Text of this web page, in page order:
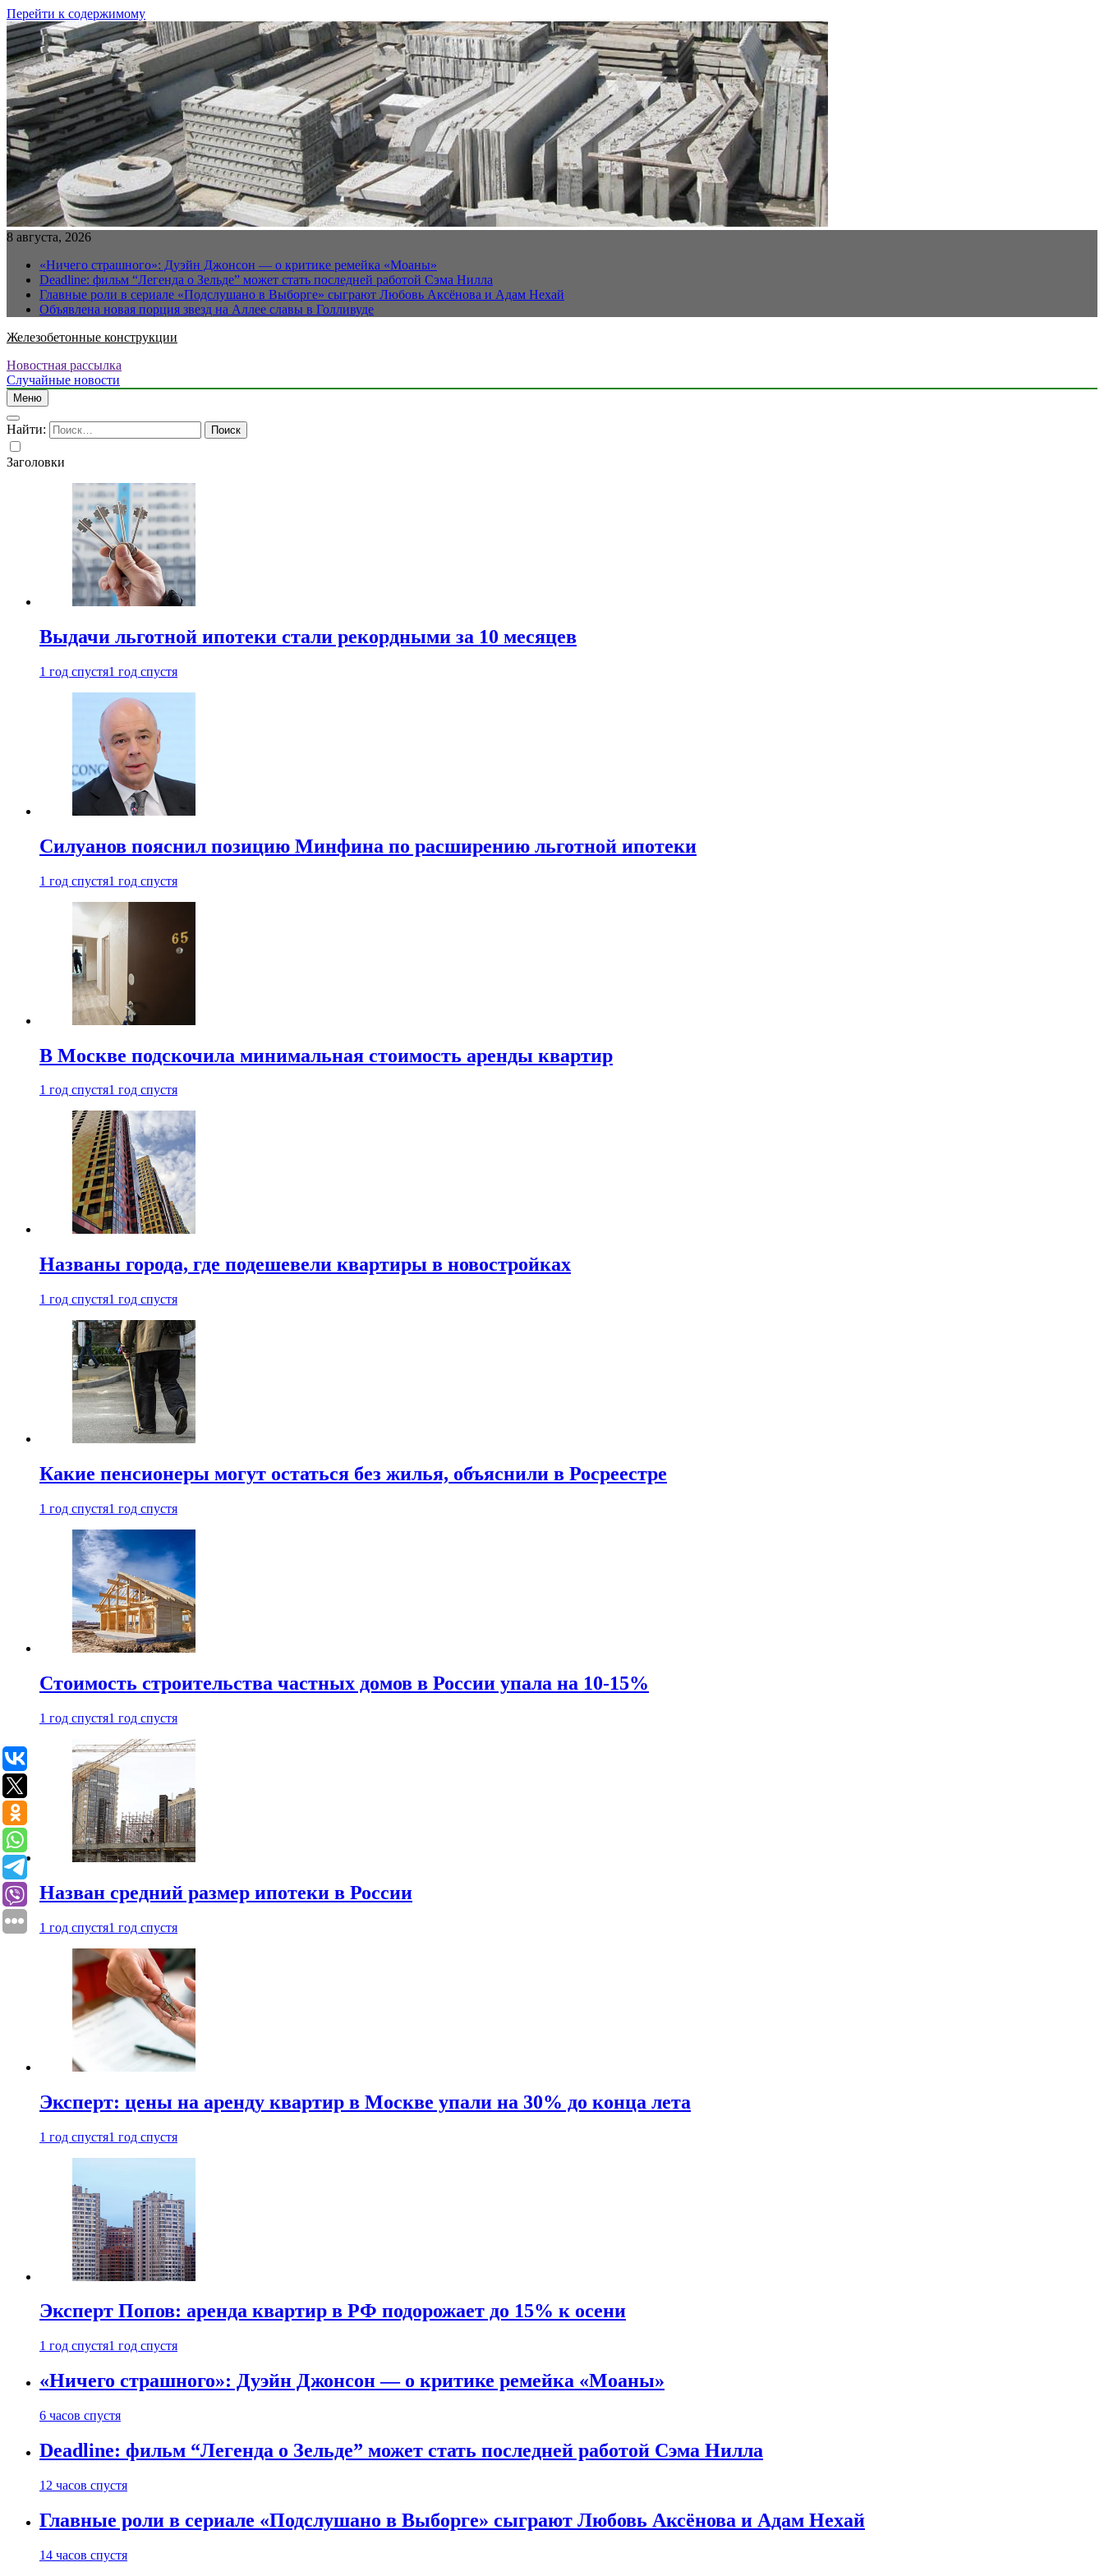
Перейти к содержимому
8 августа, 2026
«Ничего страшного»: Дуэйн Джонсон — о критике ремейка «Моаны»
Deadline: фильм “Легенда о Зельде” может стать последней работой Сэма Нилла
Главные роли в сериале «Подслушано в Выборге» сыграют Любовь Аксёнова и Адам Нехай
Объявлена новая порция звезд на Аллее славы в Голливуде
Железобетонные конструкции
Новостная рассылка
Случайные новости
Меню
Найти:
Заголовки
Выдачи льготной ипотеки стали рекордными за 10 месяцев
1 год спустя1 год спустя
Силуанов пояснил позицию Минфина по расширению льготной ипотеки
1 год спустя1 год спустя
В Москве подскочила минимальная стоимость аренды квартир
1 год спустя1 год спустя
Названы города, где подешевели квартиры в новостройках
1 год спустя1 год спустя
Какие пенсионеры могут остаться без жилья, объяснили в Росреестре
1 год спустя1 год спустя
Стоимость строительства частных домов в России упала на 10-15%
1 год спустя1 год спустя
Назван средний размер ипотеки в России
1 год спустя1 год спустя
Эксперт: цены на аренду квартир в Москве упали на 30% до конца лета
1 год спустя1 год спустя
Эксперт Попов: аренда квартир в РФ подорожает до 15% к осени
1 год спустя1 год спустя
«Ничего страшного»: Дуэйн Джонсон — о критике ремейка «Моаны»
6 часов спустя
Deadline: фильм “Легенда о Зельде” может стать последней работой Сэма Нилла
12 часов спустя
Главные роли в сериале «Подслушано в Выборге» сыграют Любовь Аксёнова и Адам Нехай
14 часов спустя